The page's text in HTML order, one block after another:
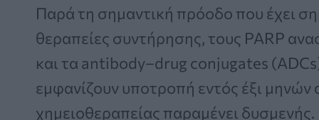
Παρά τη σημαντική πρόοδο που έχει
θεραπείες συντήρησης, τους PARP
και τα antibody–drug conjugates
εμφανίζουν υποτροπή εντός έξι
χημειοθεραπείας παραμένει δυσμενής.